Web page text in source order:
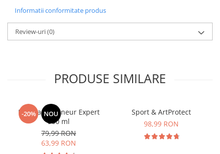
Informatii conformitate produs
Review-uri(0)
PRODUSE SIMILARE
-20% NOU
Manhaē Draineur Expert
500 ml
79,99 RON
63,99 RON
Sport & ArtProtect
98,99 RON